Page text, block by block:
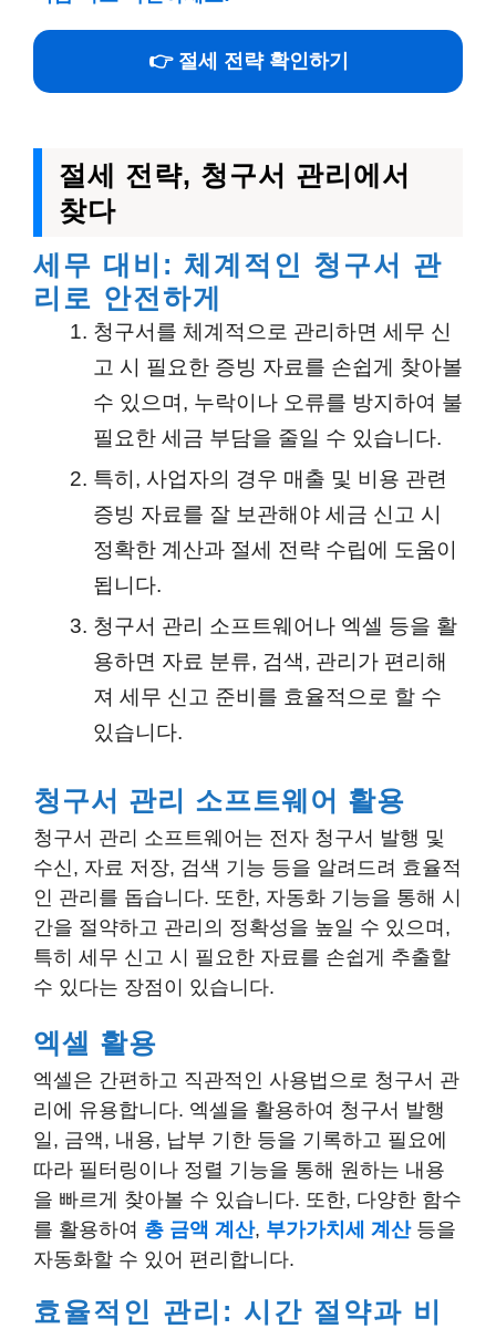
👉 절세 전략 확인하기
절세 전략, 청구서 관리에서
찾다
세무 대비: 체계적인 청구서 관
리로 안전하게
청구서를 체계적으로 관리하면 세무 신
고 시 필요한 증빙 자료를 손쉽게 찾아볼
수 있으며, 누락이나 오류를 방지하여 불
필요한 세금 부담을 줄일 수 있습니다.
특히, 사업자의 경우 매출 및 비용 관련
증빙 자료를 잘 보관해야 세금 신고 시
정확한 계산과 절세 전략 수립에 도움이
됩니다.
청구서 관리 소프트웨어나 엑셀 등을 활
용하면 자료 분류, 검색, 관리가 편리해
져 세무 신고 준비를 효율적으로 할 수
있습니다.
청구서 관리 소프트웨어 활용
청구서 관리 소프트웨어는 전자 청구서 발행 및
수신, 자료 저장, 검색 기능 등을 알려드려 효율적
인 관리를 돕습니다. 또한, 자동화 기능을 통해 시
간을 절약하고 관리의 정확성을 높일 수 있으며,
특히 세무 신고 시 필요한 자료를 손쉽게 추출할
수 있다는 장점이 있습니다.
엑셀 활용
엑셀은 간편하고 직관적인 사용법으로 청구서 관
리에 유용합니다. 엑셀을 활용하여 청구서 발행
일, 금액, 내용, 납부 기한 등을 기록하고 필요에
따라 필터링이나 정렬 기능을 통해 원하는 내용
을 빠르게 찾아볼 수 있습니다. 또한, 다양한 함수
를 활용하여 총 금액 계산, 부가가치세 계산등을
자동화할 수 있어 편리합니다.
효율적인 관리: 시간 절약과 비